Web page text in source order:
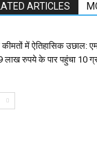
ARTICLES
में ऐतिहासिक उछाल:
लाख रुपये के पार पहुंचा 10